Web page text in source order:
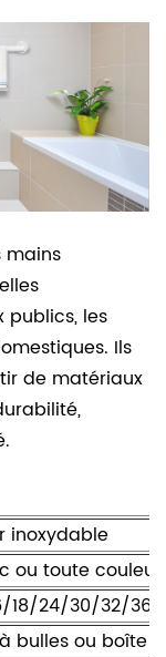
mains
publics, les
Ils
de matériaux
inoxydable
ou toute
18/24/30/32/
bulles ou boîte